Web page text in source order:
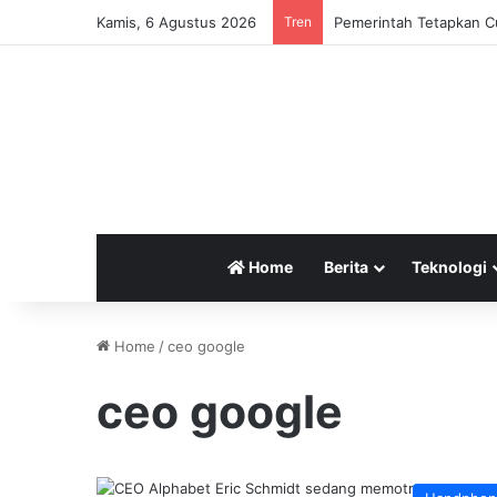
Kamis, 6 Agustus 2026 Tren Pemerintah Tetapkan
Home Berita Teknologi
Home /ceo google
ceo google